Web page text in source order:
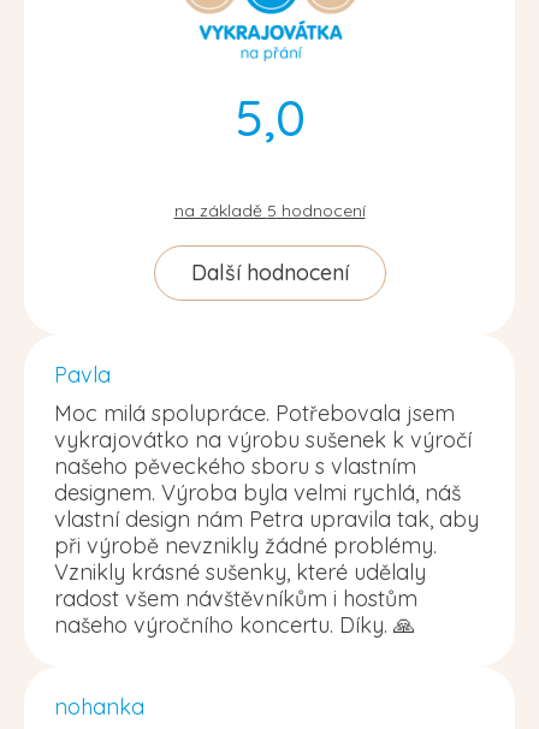
5,0
na základě 5 hodnocení
Další hodnocení
Pavla
Moc milá spolupráce. Potřebovala jsem
vykrajovátko na výrobu sušenek k výročí
našeho pěveckého sboru s vlastním
designem. Výroba byla velmi rychlá, náš
vlastní design nám Petra upravila tak, aby
při výrobě nevznikly žádné problémy.
Vznikly krásné sušenky, které udělaly
radost všem návštěvníkům i hostům
našeho výročního koncertu. Díky. 🙏
nohanka